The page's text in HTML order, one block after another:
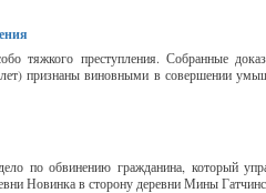
тяжкого преступления. Собранные
признаны виновными в совершении
по обвинению гражданина, который
Новинка в сторону деревни Мины